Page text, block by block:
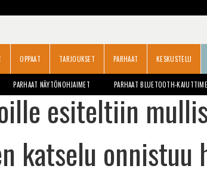
OPPAAT TARJOUKSET PARHAAT KESKUSTELU
PARHAAT NÄYTÖNOHJAIMET PARHAAT BLUETOOTH-
esiteltiin
katselu